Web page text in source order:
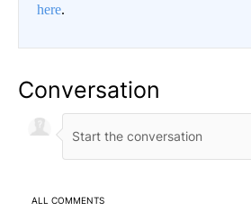
here.
Conversation
ALL COMMENTS